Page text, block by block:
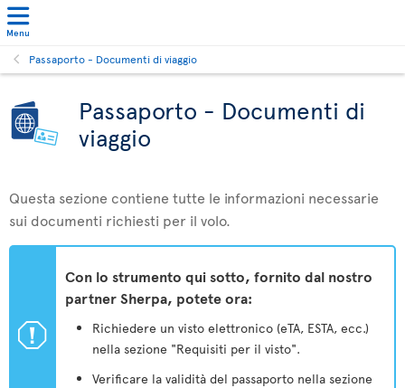
Menu
Passaporto - Documenti di viaggio
Passaporto - Documenti di
viaggio
Questa sezione contiene tutte le informazioni necessarie
sui documenti richiesti per il volo.
ü
Con lo strumento qui sotto, fornito dal nostro
partner Sherpa, potete ora:
Richiedere un visto elettronico (eTA, ESTA, ecc.)
nella sezione "Requisiti per il visto".
Verificare la validità del passaporto nella sezione